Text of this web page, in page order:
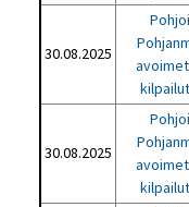
30.08.2025
30.08.2025